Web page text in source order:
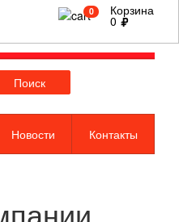
Поиск
Новости Контакты
0 Корзина
0